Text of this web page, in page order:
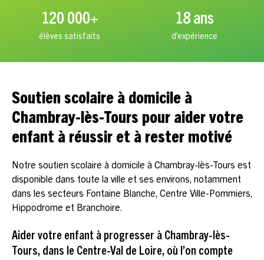
120 000+
élèves satisfaits
18 ans
d’expérience
Soutien scolaire à domicile à
Chambray-lès-Tours pour aider votre
enfant à réussir et à rester motivé
Notre soutien scolaire à domicile à Chambray-lès-Tours est
disponible dans toute la ville et ses environs, notamment
dans les secteurs Fontaine Blanche, Centre Ville-Pommiers,
Hippodrome et Branchoire.
Aider votre enfant à progresser à Chambray-lès-
Tours, dans le Centre-Val de Loire, où l’on compte